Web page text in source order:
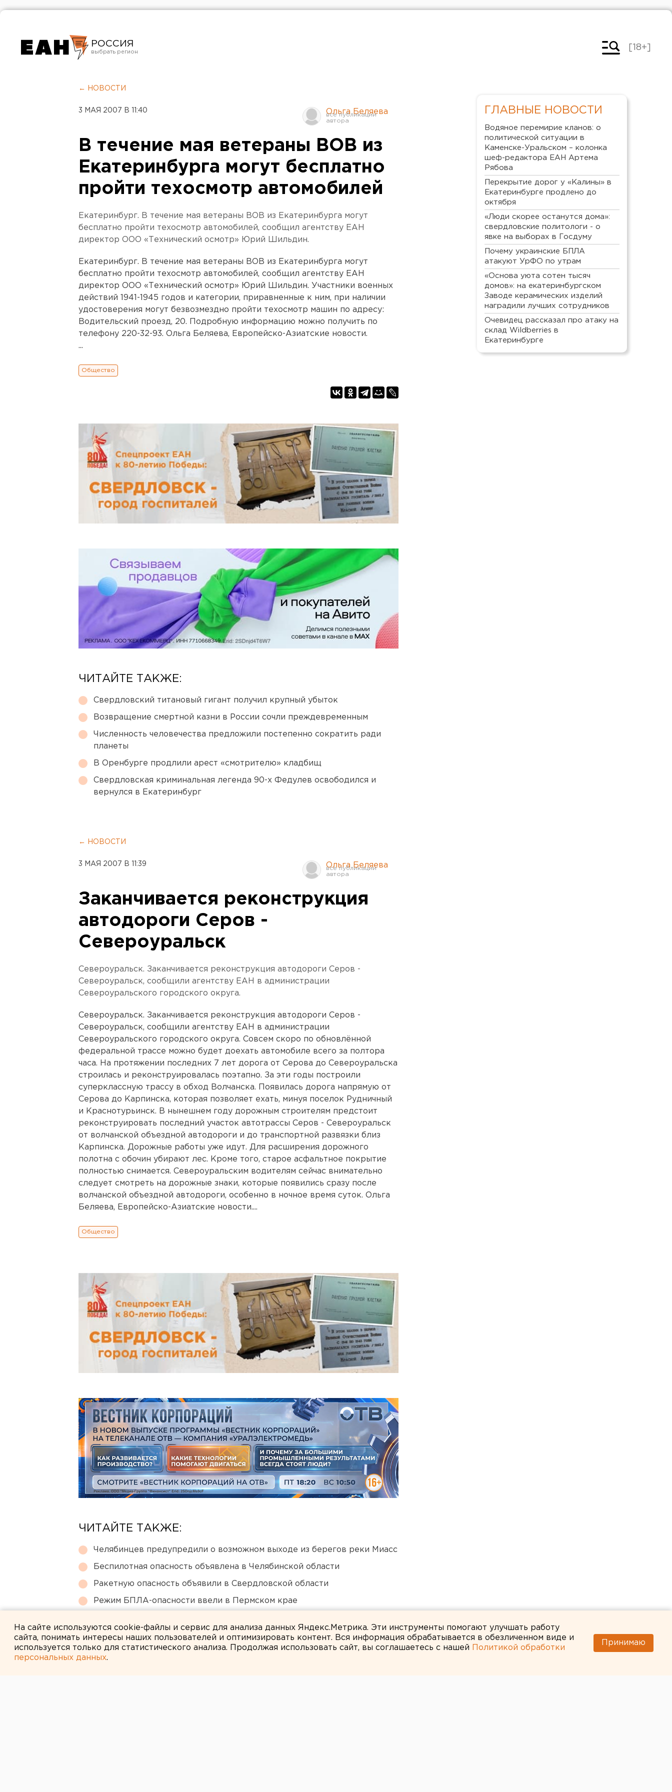
РОССИЯ
Челябинск
[18+]
← НОВОСТИ
3 МАЯ 2007 В 11:40 Ольга Беляева
В течение мая ветераны ВОВ из
Екатеринбурга могут бесплатно
пройти техосмотр автомобилей
Екатеринбург. В течение мая ветераны ВОВ из Екатеринбурга могут
бесплатно пройти техосмотр автомобилей, сообщил агентству ЕАН
директор ООО «Технический осмотр» Юрий Шильдин.
Екатеринбург. В течение мая ветераны ВОВ из Екатеринбурга могут
бесплатно пройти техосмотр автомобилей, сообщил агентству ЕАН
директор ООО «Технический осмотр» Юрий Шильдин. Участники военных
действий 1941-1945 годов и категории, приравненные к ним, при наличии
удостоверения могут безвозмездно пройти техосмотр машин по адресу:
Водительский проезд, 20. Подробную информацию можно получить по
телефону 220-32-93. Ольга Беляева, Европейско-Азиатские новости.
...
Общество
ЧИТАЙТЕ ТАКЖЕ:
Свердловский титановый гигант получил крупный убыток
Возвращение смертной казни в России сочли преждевременным
Численность человечества предложили постепенно сократить ради
планеты
В Оренбурге продлили арест «смотрителю» кладбищ
Свердловская криминальная легенда 90-х Федулев освободился и
вернулся в Екатеринбург
← НОВОСТИ
3 МАЯ 2007 В 11:39 Ольга Беляева
Заканчивается реконструкция
автодороги Серов -
Североуральск
Североуральск. Заканчивается реконструкция автодороги Серов -
Североуральск, сообщили агентству ЕАН в администрации
Североуральского городского округа.
Североуральск. Заканчивается реконструкция автодороги Серов -
Североуральск, сообщили агентству ЕАН в администрации
Североуральского городского округа. Совсем скоро по обновлённой
федеральной трассе можно будет доехать автомобиле всего за полтора
часа. На протяжении последних 7 лет дорога от Серова до Североуральска
строилась и реконструировалась поэтапно. За эти годы построили
суперклассную трассу в обход Волчанска. Появилась дорога напрямую от
Серова до Карпинска, которая позволяет ехать, минуя поселок Рудничный
и Краснотурьинск. В нынешнем году дорожным строителям предстоит
реконструировать последний участок автотрассы Серов - Североуральск
от волчанской объездной автодороги и до транспортной развязки близ
Карпинска. Дорожные работы уже идут. Для расширения дорожного
полотна с обочин убирают лес. Кроме того, старое асфальтное покрытие
полностью снимается. Североуральским водителям сейчас внимательно
следует смотреть на дорожные знаки, которые появились сразу после
волчанской объездной автодороги, особенно в ночное время суток. Ольга
Беляева, Европейско-Азиатские новости....
Общество
ЧИТАЙТЕ ТАКЖЕ:
Челябинцев предупредили о возможном выходе из берегов реки Миасс
Беспилотная опасность объявлена в Челябинской области
Ракетную опасность объявили в Свердловской области
Режим БПЛА-опасности ввели в Пермском крае
ГЛАВНЫЕ НОВОСТИ
Водяное перемирие кланов: о
политической ситуации в
Каменске-Уральском – колонка
шеф-редактора ЕАН Артема
Рябова
Перекрытие дорог у «Калины» в
Екатеринбурге продлено до
октября
«Люди скорее останутся дома»:
свердловские политологи - о
явке на выборах в Госдуму
Почему украинские БПЛА
атакуют УрФО по утрам
«Основа уюта сотен тысяч
домов»: на екатеринбургском
Заводе керамических изделий
наградили лучших сотрудников
Очевидец рассказал про атаку на
склад Wildberries в
Екатеринбурге
На сайте используются cookie-файлы и сервис для анализа данных Яндекс.Метрика. Эти инструменты помогают улучшать работу
сайта, понимать интересы наших пользователей и оптимизировать контент. Вся информация обрабатывается в обезличенном виде и
используется только для статистического анализа. Продолжая использовать сайт, вы соглашаетесь с нашей
Политикой обработки
персональных данных.
Принимаю